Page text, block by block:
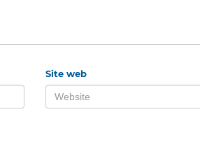
Site web